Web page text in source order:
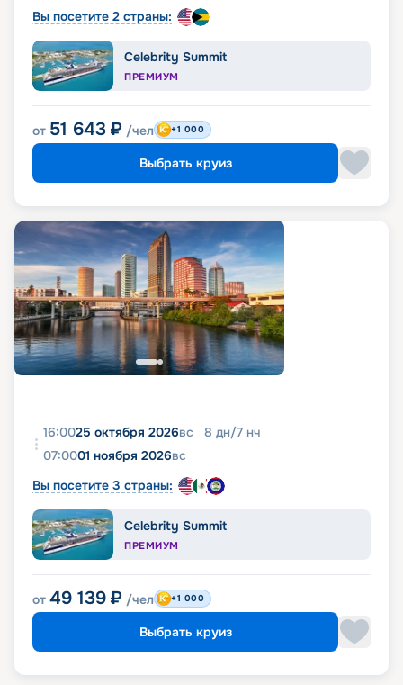
Вы посетите 2 страны:
Celebrity Summit
ПРЕМИУМ
от 51 643 ₽ /чел +1 000
Выбрать круиз
16:0025 октября 2026вс 8 дн/7 нч
07:0001 ноября 2026вс
Вы посетите 3 страны:
Celebrity Summit
ПРЕМИУМ
от 49 139 ₽ /чел +1 000
Выбрать круиз